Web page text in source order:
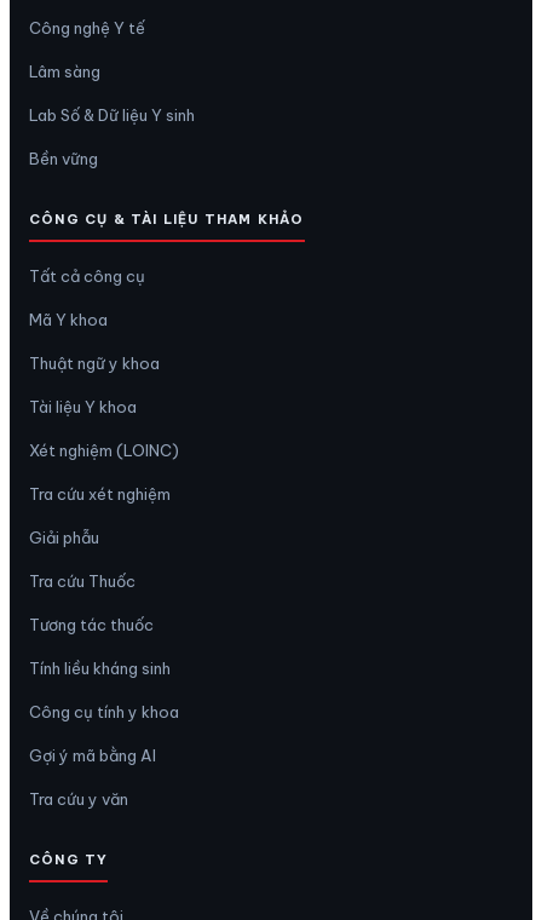
Công nghệ Y tế
Lâm sàng
Lab Số & Dữ liệu Y sinh
Bền vững
CÔNG CỤ & TÀI LIỆU THAM KHẢO
Tất cả công cụ
Mã Y khoa
Thuật ngữ y khoa
Tài liệu Y khoa
Xét nghiệm (LOINC)
Tra cứu xét nghiệm
Giải phẫu
Tra cứu Thuốc
Tương tác thuốc
Tính liều kháng sinh
Công cụ tính y khoa
Gợi ý mã bằng AI
Tra cứu y văn
CÔNG TY
Về chúng tôi